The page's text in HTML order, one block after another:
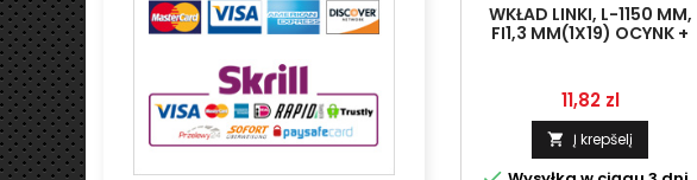
WKŁAD LINKI, L-1150 MM,
FI1,3 MM(1X19) OCYNK +
Kaina
11,82 zl
 Į krepšelį